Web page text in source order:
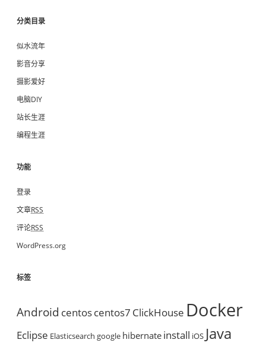
分类目录
似水流年
影音分享
摄影爱好
电脑DIY
站长生涯
编程生涯
功能
登录
文章RSS
评论RSS
WordPress.org
标签
Android centoscentos7 ClickHouse Docker
Eclipse Elasticsearch google hibernate install iOS Java